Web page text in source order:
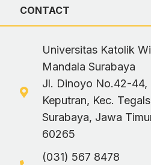
CONTACT
Universitas Katolik
Mandala Surabaya
Jl. Dinoyo No.42-44,
Keputran, Kec.
Surabaya, Jawa
60265
(031) 567 8478